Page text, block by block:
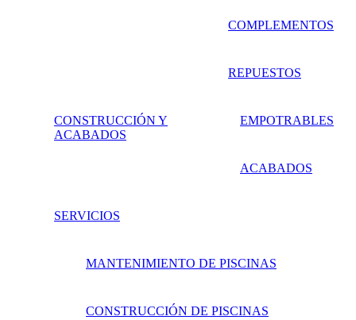
COMPLEMENTOS
REPUESTOS
CONSTRUCCIÓN Y
ACABADOS
EMPOTRABLES
ACABADOS
SERVICIOS
MANTENIMIENTO DE PISCINAS
CONSTRUCCIÓN DE PISCINAS